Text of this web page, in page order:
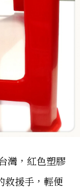
灣，紅色塑膠
救援手，輕便